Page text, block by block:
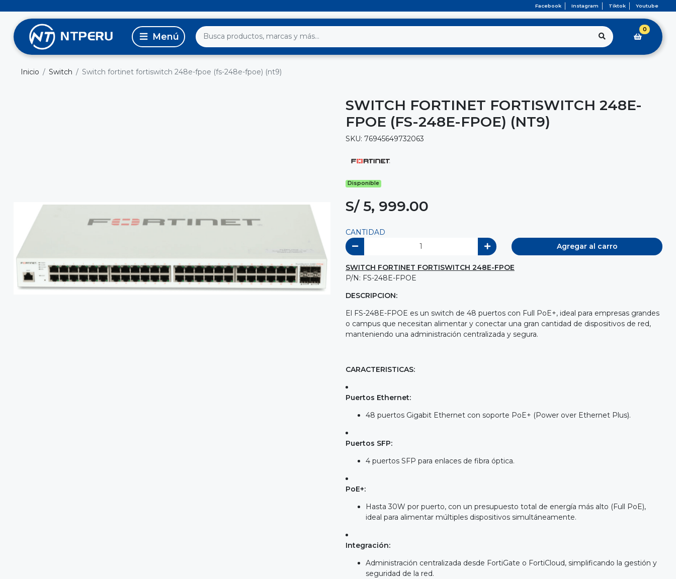
Facebook Instagram Tiktok Youtube
0
Inicio Switch Switch fortinet fortiswitch 248e-fpoe (fs-248e-fpoe) (nt9)
SWITCH FORTINET FORTISWITCH 248E-
FPOE (FS-248E-FPOE) (NT9)
SKU: 76945649732063
Disponible
S/ 5, 999.00
CANTIDAD
Agregar al carro
SWITCH FORTINET FORTISWITCH 248E-FPOE
P/N: FS-248E-FPOE
DESCRIPCION:
El FS-248E-FPOE es un switch de 48 puertos con Full PoE+, ideal para empresas grandes
o campus que necesitan alimentar y conectar una gran cantidad de dispositivos de red,
manteniendo una administración centralizada y segura.
CARACTERISTICAS:
Puertos Ethernet:
48 puertos Gigabit Ethernet con soporte PoE+ (Power over Ethernet Plus).
Puertos SFP:
4 puertos SFP para enlaces de fibra óptica.
PoE+:
Hasta 30W por puerto, con un presupuesto total de energía más alto (Full PoE),
ideal para alimentar múltiples dispositivos simultáneamente.
Integración:
Administración centralizada desde FortiGate o FortiCloud, simplificando la gestión y
seguridad de la red.